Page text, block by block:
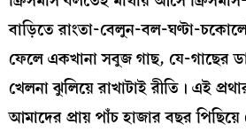
বাড়িতে রাংতা-বেলুন-বল-ঘণ্টা-
ফেলে একখানা সবুজ গাছ, যে-গাছের
খেলনা ঝুলিয়ে রাখাটাই রীতি। এই
আমাদের প্রায় পাঁচ হাজার বছর